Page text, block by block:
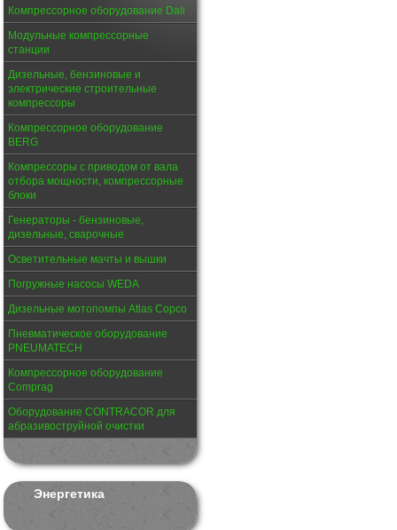
Компрессорное оборудование Dali
Модульные компрессорные
станции
Дизельные, бензиновые и
электрические строительные
компрессоры
Компрессорное оборудование
BERG
Компрессоры с приводом от вала
отбора мощности, компрессорные
блоки
Генераторы - бензиновые,
дизельные, сварочные
Осветительные мачты и вышки
Погружные насосы WEDA
Дизельные мотопомпы Atlas Copco
Пневматическое оборудование
PNEUMATECH
Компрессорное оборудование
Comprag
Оборудование CONTRACOR для
абразивоструйной очистки
Энергетика